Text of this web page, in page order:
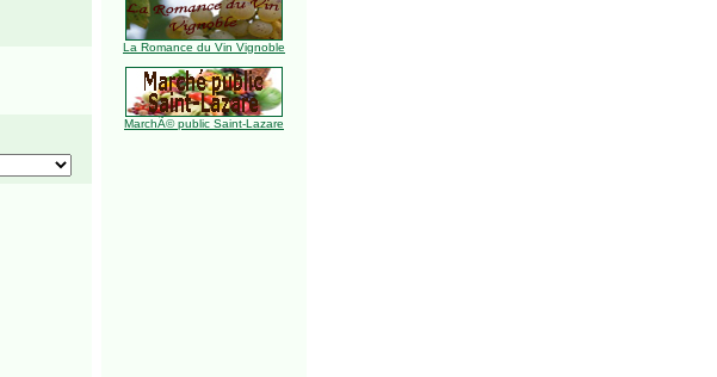
La Romance du Vin Vignoble
MarchÃ© public Saint-Lazare